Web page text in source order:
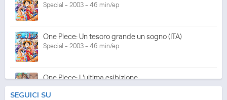
Special - 2003 - 46 min/ep
One Piece: Un tesoro grande un sogno (ITA)
Special - 2003 - 46 min/ep
One Piece: L'ultima esibizione
Special - 2003 - 45 min/ep
SEGUICI SU